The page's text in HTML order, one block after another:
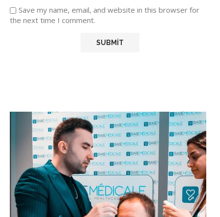
Save my name, email, and website in this browser for
the next time I comment.